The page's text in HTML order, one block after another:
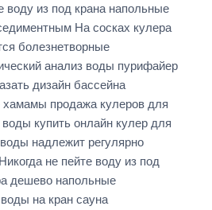
воду из под крана напольные
На сосках кулера
болезнетворные
анализ воды пурифайер
дизайн бассейна
хамамы продажа кулеров для
купить онлайн кулер для
надлежит регулярно
не пейте воду из под
дешево напольные
на кран сауна